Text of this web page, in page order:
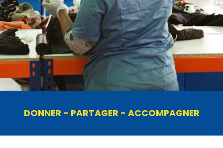
DONNER - PARTAGER - ACCOMPAGNER